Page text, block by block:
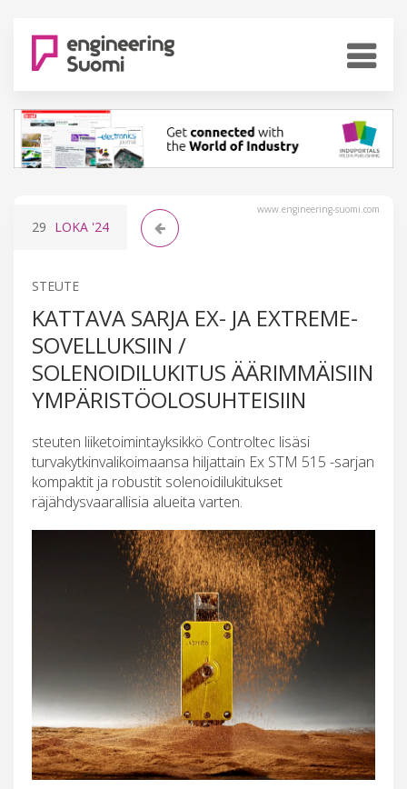
www.engineering-suomi.com
29 LOKA '24
STEUTE
KATTAVA SARJA EX- JA EXTREME-
SOVELLUKSIIN /
SOLENOIDILUKITUS ÄÄRIMMÄISIIN
YMPÄRISTÖOLOSUHTEISIIN
steuten liiketoimintayksikkö Controltec lisäsi
turvakytkinvalikoimaansa hiljattain Ex STM 515 -sarjan
kompaktit ja robustit solenoidilukitukset
räjähdysvaarallisia alueita varten.